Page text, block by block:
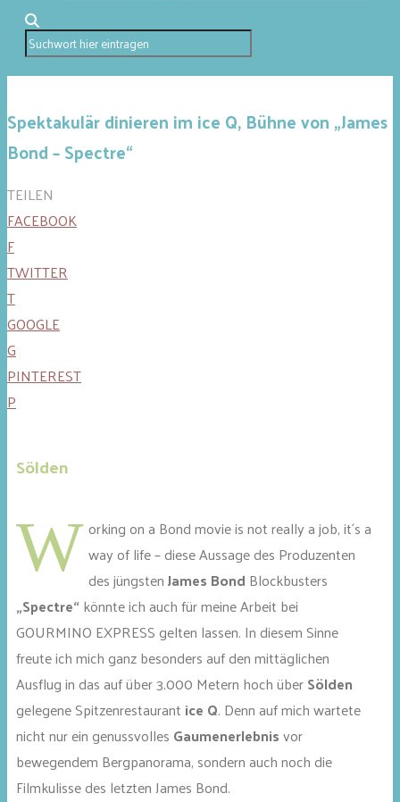
Spektakulär dinieren im ice Q, Bühne von „James
Bond – Spectre“
TEILEN
FACEBOOK
F
TWITTER
T
GOOGLE
G
PINTEREST
P
Sölden
W orking on a Bond movie is not really a job, it´s a
way of life – diese Aussage des Produzenten
des jüngstenJames Bond Blockbusters
„Spectre“könnte ich auch für meine Arbeit bei
GOURMINO EXPRESS gelten lassen. In diesem Sinne
freute ich mich ganz besonders auf den mittäglichen
Ausflug in das auf über 3.000 Metern hoch überSölden
gelegene Spitzenrestaurant ice Q. Denn auf mich wartete
nicht nur ein genussvolles Gaumenerlebnisvor
bewegendem Bergpanorama, sondern auch noch die
Filmkulisse des letzten James Bond.